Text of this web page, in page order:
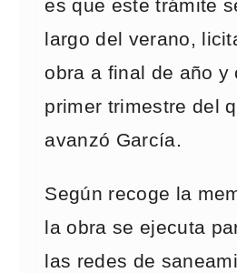
es que este trámite
largo del verano,
obra a final de año y
primer trimestre del
avanzó García.
Según recoge la
la obra se ejecuta
las redes de